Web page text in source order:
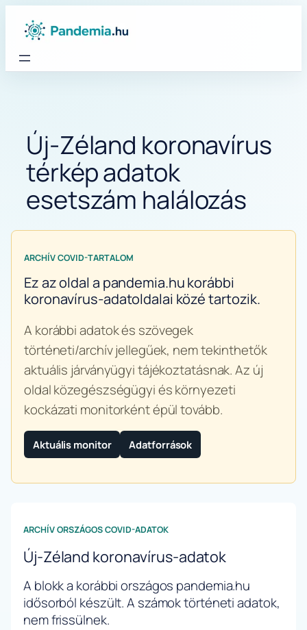
Új-Zéland koronavírus
térkép adatok
esetszám halálozás
ARCHÍV COVID-TARTALOM
Ez az oldal a pandemia.hu korábbi
koronavírus-adatoldalai közé tartozik.
A korábbi adatok és szövegek
történeti/archív jellegűek, nem tekinthetők
aktuális járványügyi tájékoztatásnak. Az új
oldal közegészségügyi és környezeti
kockázati monitorként épül tovább.
Aktuális monitor Adatforrások
ARCHÍV ORSZÁGOS COVID-ADATOK
Új-Zéland koronavírus-adatok
A blokk a korábbi országos pandemia.hu
idősorból készült. A számok történeti adatok,
nem frissülnek.